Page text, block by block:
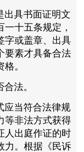
出具书面证明文
十五条规定，
字或盖章、出具
要素才具备合法
。
法。
应当符合法律规
等非法方式获得
人出庭作证的时
力。根据《民诉